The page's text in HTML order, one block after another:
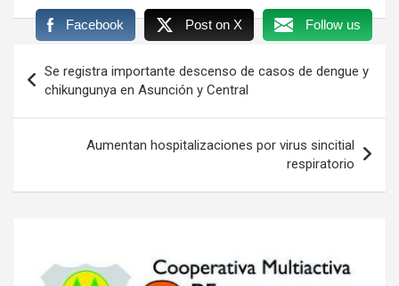
Facebook Post on X Follow us
de
entradas
Se registra importante descenso de casos de dengue y
chikungunya en Asunción y Central
Aumentan hospitalizaciones por virus sincitial
respiratorio